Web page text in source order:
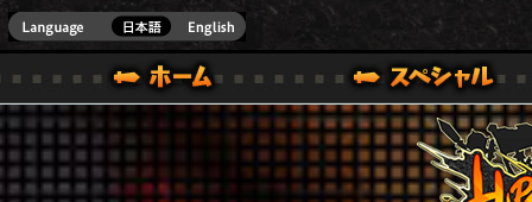
ウォーズ)公式サイト [ STEAM VER.]